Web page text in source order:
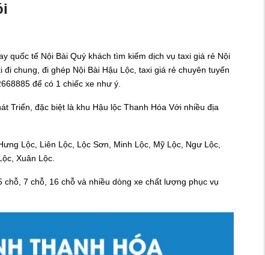
quốc tế Nội Bài Quý khách tìm kiếm dịch vụ taxi giá rẻ Nội
chung, đi ghép Nội Bài Hậu Lộc, taxi giá rẻ chuyên tuyến
để có 1 chiếc xe như ý.
Triển, đặc biệt là khu Hậu lộc Thanh Hóa Với nhiều địa
Lộc, Liên Lộc, Lộc Sơn, Minh Lộc, Mỹ Lộc, Ngư Lộc,
Xuân Lộc.
7 chỗ, 16 chỗ và nhiều dòng xe chất lượng phục vụ